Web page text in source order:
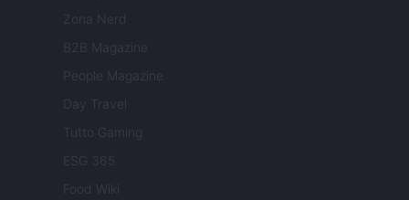
Zona Nerd
B2B Magazine
People Magazine
Day Travel
Tutto Gaming
ESG 365
Food Wiki